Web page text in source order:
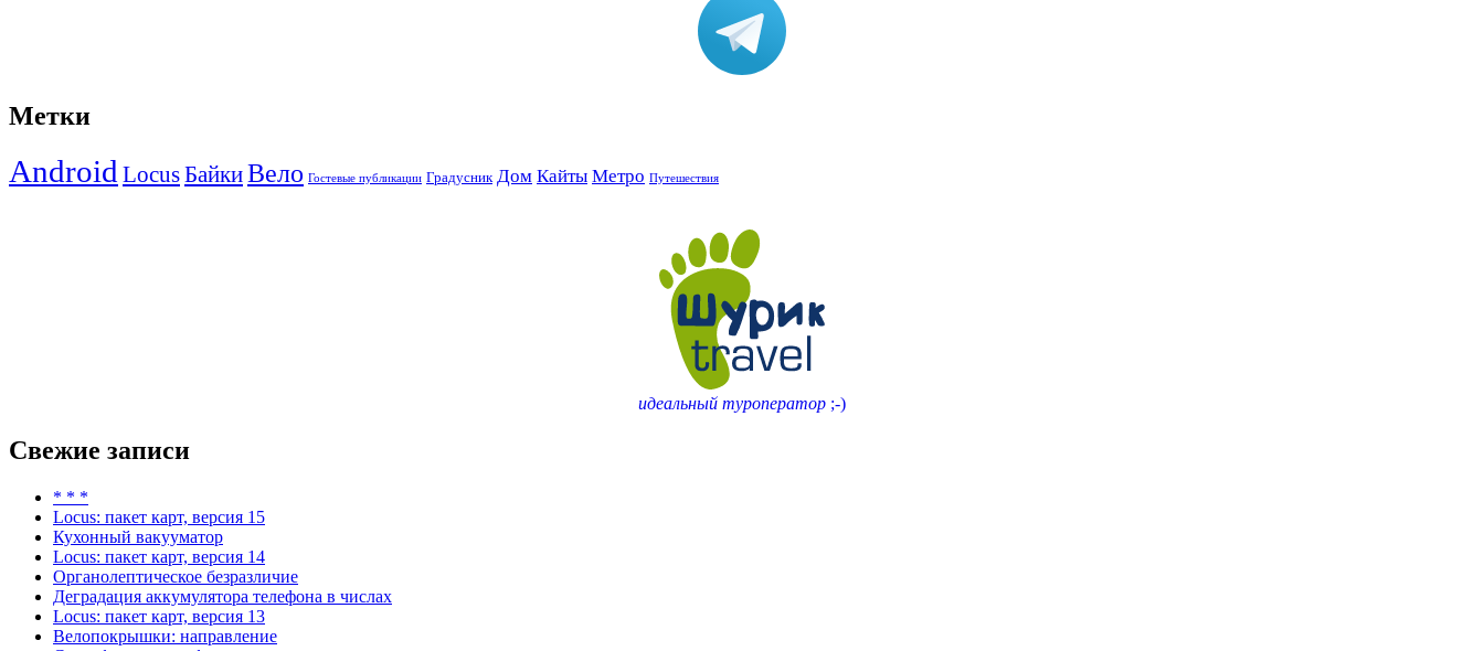
Метки
Android LocusБайкиВело Гостевые публикации Градусник Дом Кайты Метро Путешествия
идеальный туроператор ;-)
Свежие записи
* * *
Locus: пакет карт, версия 15
Кухонный вакууматор
Locus: пакет карт, версия 14
Органолептическое безразличие
Деградация аккумулятора телефона в числах
Locus: пакет карт, версия 13
Велопокрышки: направление